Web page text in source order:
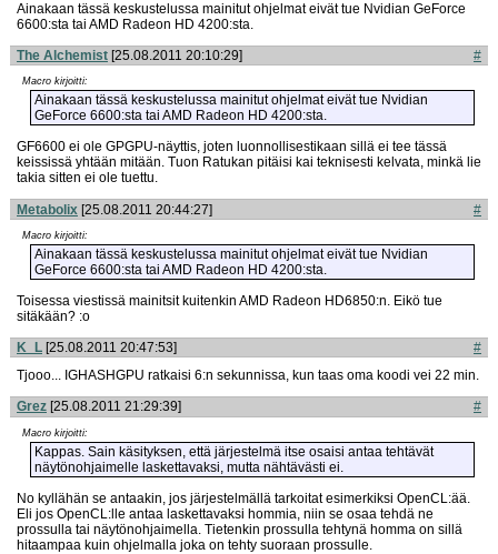
Ainakaan tässä keskustelussa mainitut ohjelmat eivät tue Nvidian GeForce
6600:sta tai AMD Radeon HD 4200:sta.
The Alchemist [25.08.2011 20:10:29] #
Macro kirjoitti:
Ainakaan tässä keskustelussa mainitut ohjelmat eivät tue Nvidian
GeForce 6600:sta tai AMD Radeon HD 4200:sta.
GF6600 ei ole GPGPU-näyttis, joten luonnollisestikaan sillä ei tee tässä
keississä yhtään mitään. Tuon Ratukan pitäisi kai teknisesti kelvata, minkä lie
takia sitten ei ole tuettu.
Metabolix [25.08.2011 20:44:27] #
Macro kirjoitti:
Ainakaan tässä keskustelussa mainitut ohjelmat eivät tue Nvidian
GeForce 6600:sta tai AMD Radeon HD 4200:sta.
Toisessa viestissä mainitsit kuitenkin AMD Radeon HD6850:n. Eikö tue
sitäkään? :o
K_L [25.08.2011 20:47:53]
#
Tjooo... IGHASHGPU ratkaisi 6:n sekunnissa, kun taas oma koodi vei 22 min.
Grez [25.08.2011 21:29:39] #
Macro kirjoitti:
Kappas. Sain käsityksen, että järjestelmä itse osaisi antaa tehtävät
näytönohjaimelle laskettavaksi, mutta nähtävästi ei.
No kyllähän se antaakin, jos järjestelmällä tarkoitat esimerkiksi OpenCL:ää.
Eli jos OpenCL:lle antaa laskettavaksi hommia, niin se osaa tehdä ne
prossulla tai näytönohjaimella. Tietenkin prossulla tehtynä homma on sillä
hitaampaa kuin ohjelmalla joka on tehty suoraan prossulle.